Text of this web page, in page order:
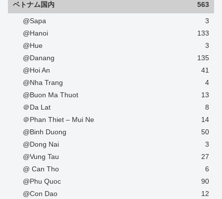
ベトナム国内 563
@Sapa
3
@Hanoi
133
@Hue
3
@Danang
135
@Hoi An
41
@Nha Trang
4
@Buon Ma Thuot
13
＠Da Lat
8
＠Phan Thiet – Mui Ne
14
@Binh Duong
50
@Dong Nai
3
@Vung Tau
27
@ Can Tho
6
@Phu Quoc
90
@Con Dao
12